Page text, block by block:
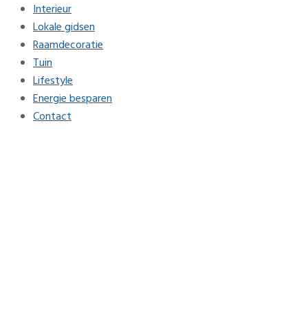
Interieur
Lokale gidsen
Raamdecoratie
Tuin
Lifestyle
Energie besparen
Contact